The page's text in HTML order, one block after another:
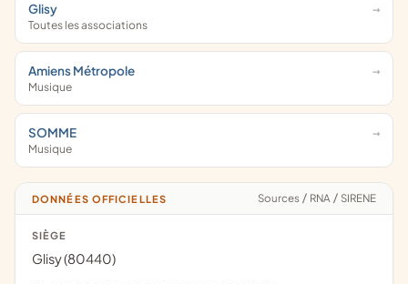
Glisy
Toutes les associations
Amiens Métropole
Musique
SOMME
Musique
DONNÉES OFFICIELLES Sources / RNA / SIRENE
SIÈGE
Glisy (80440)